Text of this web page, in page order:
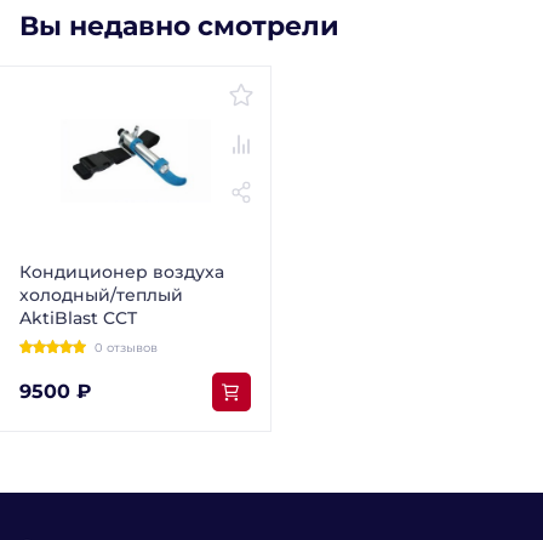
Вы недавно смотрели
Кондиционер воздуха
холодный/теплый
AktiBlast CCT
0 отзывов
9500 ₽